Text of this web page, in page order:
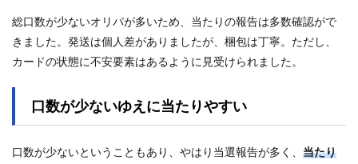
総口数が少ないオリパが多いため、当たりの報告は多数確認がで
きました。発送は個人差がありましたが、梱包は丁寧。ただし、
カードの状態に不安要素はあるように見受けられました。
口数が少ないゆえに当たりやすい
口数が少ないということもあり、やはり当選報告が多く、 当たり